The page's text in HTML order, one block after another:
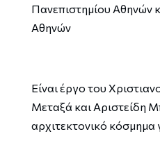
Πανεπιστημίου Αθηνών
Αθηνών
Είναι έργο του
Μεταξά και Αριστείδη
αρχιτεκτονικό κόσμημα